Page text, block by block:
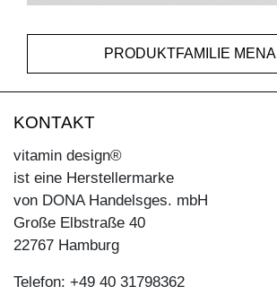
PRODUKTFAMILIE MENA
KONTAKT
vitamin design®
ist eine Herstellermarke
von DONA Handelsges. mbH
Große Elbstraße 40
22767 Hamburg
Telefon: +49 40 31798362